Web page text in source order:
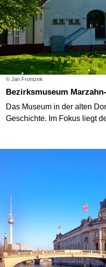
© Jan Frontzek
Bezirksmuseum
Das Museum in der alten
Geschichte. Im Fokus liegt